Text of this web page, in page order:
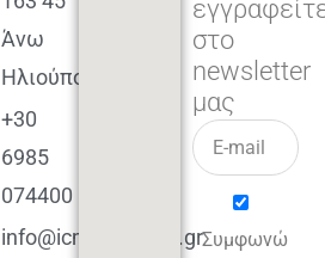
Άνω
Ηλιούπολη
+30
6985
074400
info@icmacademy.gr
στο
newsletter
μας
Συμφωνώ